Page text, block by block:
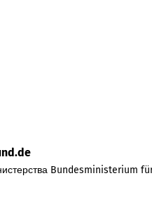
Bundesministerium